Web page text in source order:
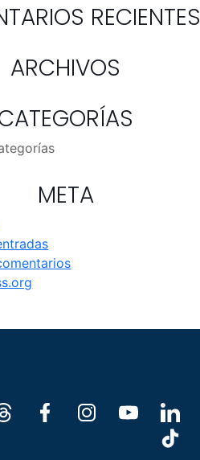
RECIENTES
ARCHIVOS
META